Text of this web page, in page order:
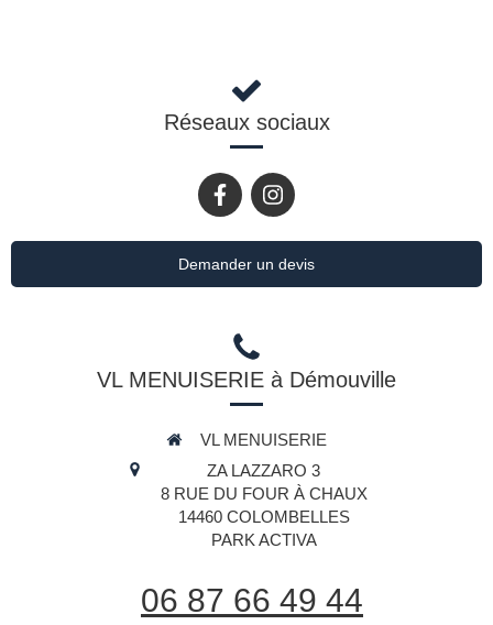
Réseaux sociaux
Demander un devis
VL MENUISERIE à Démouville
VL MENUISERIE
ZA LAZZARO 3
8 RUE DU FOUR À CHAUX
14460 COLOMBELLES
PARK ACTIVA
06 87 66 49 44